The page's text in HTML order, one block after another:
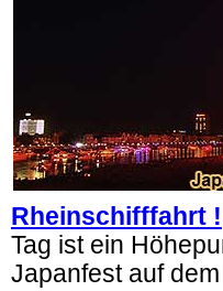
Rheinschifffahrt !
Tag ist ein
Japanfest auf